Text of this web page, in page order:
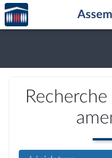
Aller au contenu
Aller en bas de la page
Accèder
à la
page